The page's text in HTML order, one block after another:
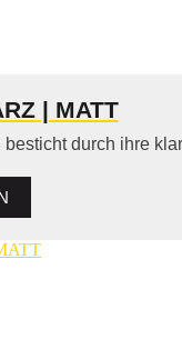
| MATT
durch ihre